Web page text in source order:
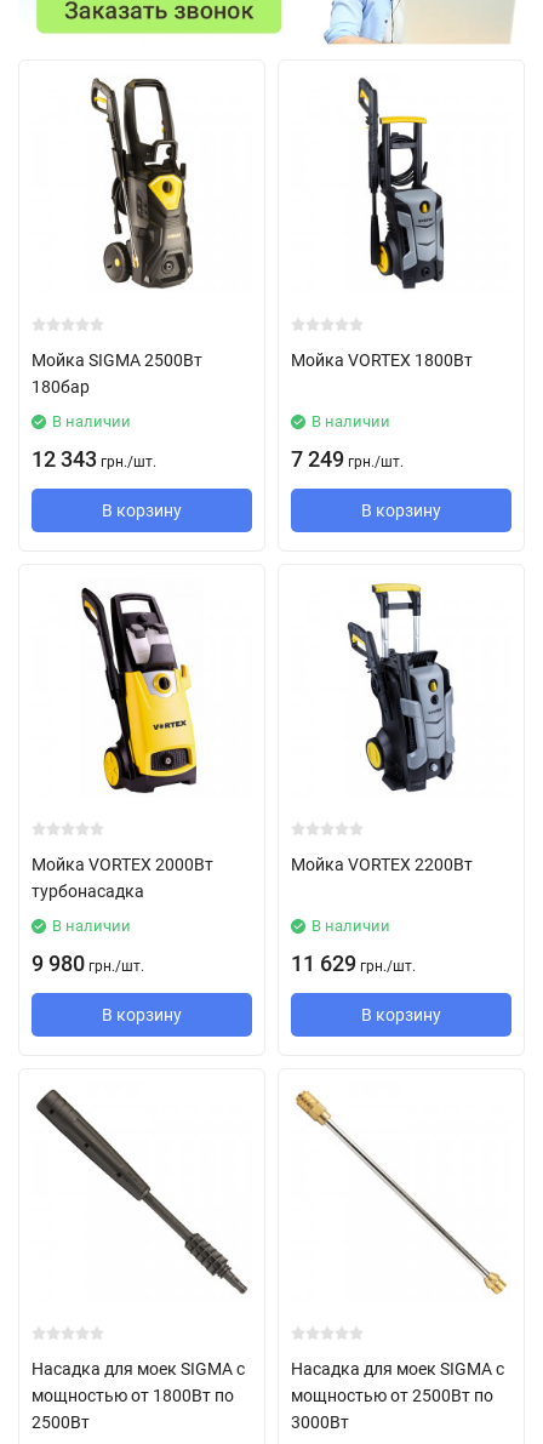
Мойка SIGMA 2500Вт
180бар
В наличии
12 343 грн./шт.
В корзину
Мойка VORTEX 1800Вт
В наличии
7 249 грн./шт.
В корзину
Мойка VORTEX 2000Вт
турбонасадка
В наличии
9 980 грн./шт.
В корзину
Мойка VORTEX 2200Вт
В наличии
11 629 грн./шт.
В корзину
Насадка для моек SIGMA с
мощностью от 1800Вт по
2500Вт
Насадка для моек SIGMA с
мощностью от 2500Вт по
3000Вт